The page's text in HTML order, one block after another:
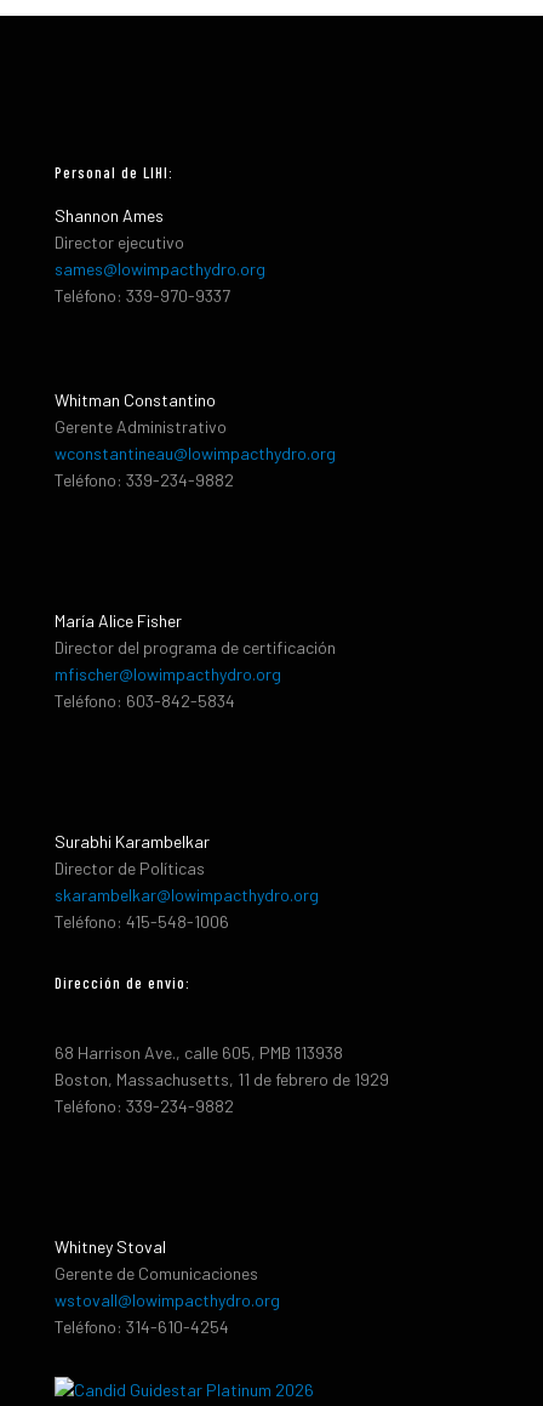
Personal de LIHI:
Shannon Ames
Director ejecutivo
sames@lowimpacthydro.org
Teléfono: 339-970-9337
Whitman Constantino
Gerente Administrativo
wconstantineau@lowimpacthydro.org
Teléfono: 339-234-9882
María Alice Fisher
Director del programa de certificación
mfischer@lowimpacthydro.org
Teléfono: 603-842-5834
Surabhi Karambelkar
Director de Políticas
skarambelkar@lowimpacthydro.org
Teléfono: 415-548-1006
Dirección de envio:
68 Harrison Ave., calle 605, PMB 113938
Boston, Massachusetts, 11 de febrero de 1929
Teléfono: 339-234-9882
Whitney Stoval
Gerente de Comunicaciones
wstovall@lowimpacthydro.org
Teléfono: 314-610-4254